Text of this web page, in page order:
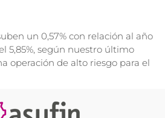
un 0,57% con relación al año
5,85%, según nuestro último
operación de alto riesgo para el